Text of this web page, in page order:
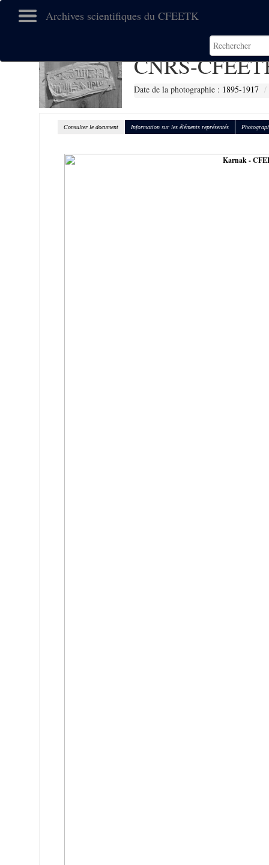
Archives scientifiques du CFEETK
CNRS-
Date de la photographie : 1895-1917
Consulter le document Information sur les éléments représentés